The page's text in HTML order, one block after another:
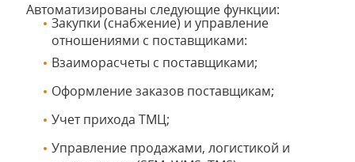
Автоматизированы следующие функции:
Закупки (снабжение) и управление
отношениями с поставщиками:
Взаиморасчеты с поставщиками;
Оформление заказов поставщикам;
Учет прихода ТМЦ;
Управление продажами, логистикой и